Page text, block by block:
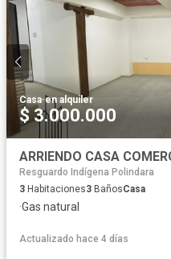
Casa·en alquiler
$ 3.000.000
Resguardo Indígena Polindara
3 Habitaciones3 BañosCasa
·Gas natural
Actualizado hace 4 días